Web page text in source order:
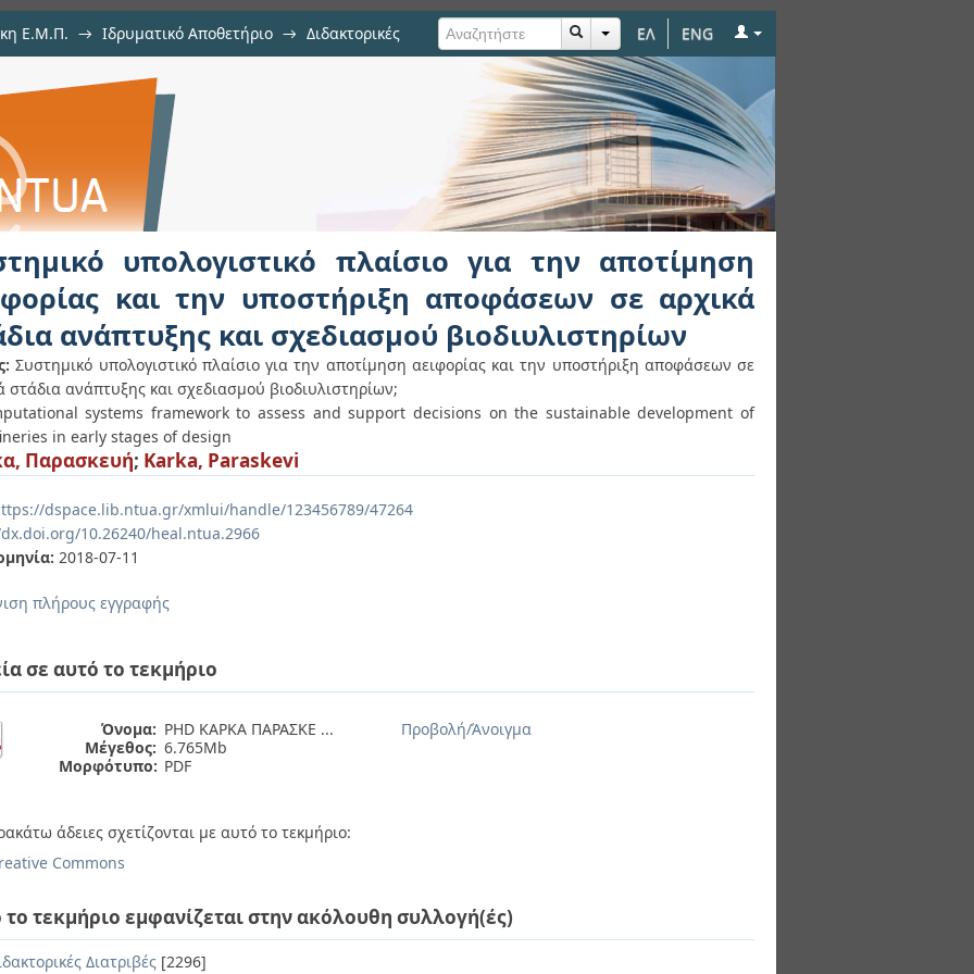
ΕΛ ENG
Ε.Μ.Π. → Ιδρυματικό Αποθετήριο → Διδακτορικές
πλαίσιο για την αποτίμηση αειφορίας και την
σε αρχικά στάδια ανάπτυξης και σχεδιασμού
υπολογιστικό πλαίσιο για την αποτίμηση
και την υποστήριξη αποφάσεων σε αρχικά
ανάπτυξης και σχεδιασμού βιοδιυλιστηρίων
Συστημικό υπολογιστικό πλαίσιο για την αποτίμηση αειφορίας και την υποστήριξη αποφάσεων σε
στάδια ανάπτυξης και σχεδιασμού βιοδιυλιστηρίων;
systems framework to assess and support decisions on the sustainable development of
in early stages of design
Παρασκευή; Karka, Paraskevi
dspace.lib.ntua.gr/xmlui/handle/123456789/47264
10.26240/heal.ntua.2966
2018-07-11
πλήρους εγγραφής
σε αυτό το τεκμήριο
Όνομα: PHD ΚΑΡΚΑ ΠΑΡΑΣΚΕ ...
Μέγεθος: 6.765Mb
Μορφότυπο: PDF
Προβολή/Άνοιγμα
άδειες σχετίζονται με αυτό το τεκμήριο:
Commons
το τεκμήριο εμφανίζεται στην ακόλουθη συλλογή(ές)
Διατριβές [2296]